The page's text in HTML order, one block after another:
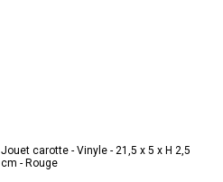
Jouet carotte - Vinyle - 21,5 x 5 x H 2,5
cm - Rouge